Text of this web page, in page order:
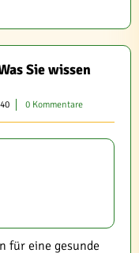
Sie wissen
0 Kommentare
für eine gesunde